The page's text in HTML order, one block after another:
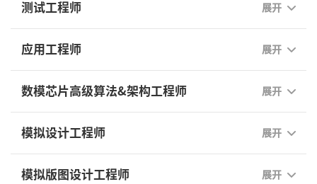
测试工程师 展开
应用工程师 展开
数模芯片高级算法&架构工程师 展开
模拟设计工程师 展开
模拟版图设计工程师 展开